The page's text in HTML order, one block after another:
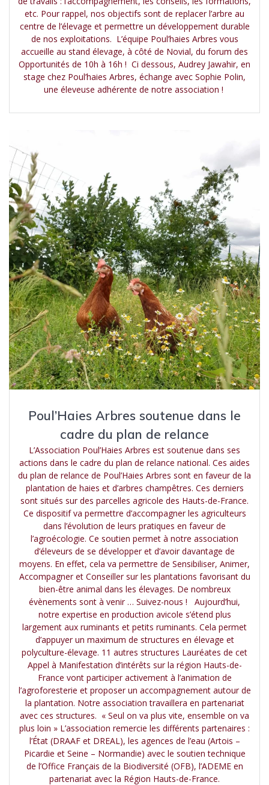
etc. Pour rappel, nos objectifs sont de replacer l’arbre au
centre de l’élevage et permettre un développement durable
de nos exploitations. L’équipe Poul’haies Arbres vous
accueille au stand élevage, à côté de Novial, du forum des
Opportunités de 10h à 16h ! Ci dessous, Audrey Jawahir, en
stage chez Poul’haies Arbres, échange avec Sophie Polin,
une éleveuse adhérente de notre association !
Poul’Haies Arbres soutenue dans le
cadre du plan de relance
L’Association Poul’Haies Arbres est soutenue dans ses
actions dans le cadre du plan de relance national. Ces aides
du plan de relance de Poul’Haies Arbres sont en faveur de la
plantation de haies et d’arbres champêtres. Ces derniers
sont situés sur des parcelles agricole des Hauts-de-France.
Ce dispositif va permettre d’accompagner les agriculteurs
dans l’évolution de leurs pratiques en faveur de
l’agroécologie. Ce soutien permet à notre association
d’éleveurs de se développer et d’avoir davantage de
moyens. En effet, cela va permettre de Sensibiliser, Animer,
Accompagner et Conseiller sur les plantations favorisant du
bien-être animal dans les élevages. De nombreux
évènements sont à venir … Suivez-nous ! Aujourd’hui,
notre expertise en production avicole s’étend plus
largement aux ruminants et petits ruminants. Cela permet
d’appuyer un maximum de structures en élevage et
polyculture-élevage. 11 autres structures Lauréates de cet
Appel à Manifestation d’intérêts sur la région Hauts-de-
France vont participer activement à l’animation de
l’agroforesterie et proposer un accompagnement autour de
la plantation. Notre association travaillera en partenariat
avec ces structures. « Seul on va plus vite, ensemble on va
plus loin » L’association remercie les différents partenaires :
l’État (DRAAF et DREAL), les agences de l’eau (Artois –
Picardie et Seine – Normandie) avec le soutien technique
de l’Office Français de la Biodiversité (OFB), l’ADEME en
partenariat avec la Région Hauts-de-France.